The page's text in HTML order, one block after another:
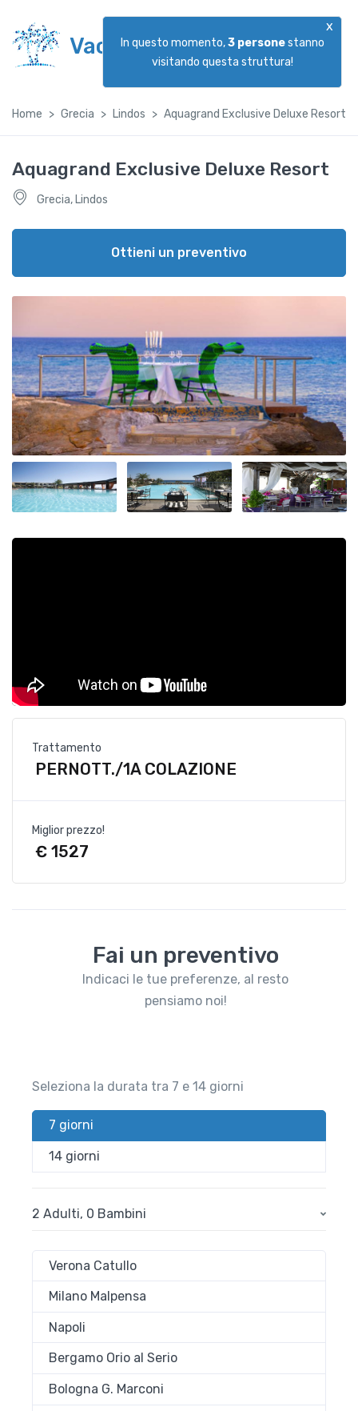
Vacanzeggiando
x
In questo momento,3personestanno
visitando questa struttura!
Home Grecia Lindos Aquagrand Exclusive Deluxe Resort
Aquagrand Exclusive Deluxe Resort
Grecia, Lindos
Ottieni un preventivo
Trattamento
PERNOTT./1A COLAZIONE
Miglior prezzo!
€ 1527
Fai un preventivo
Indicaci le tue preferenze, al resto
pensiamo noi!
Seleziona la durata tra 7 e 14 giorni
7 giorni
14 giorni
2 Adulti, 0 Bambini
Verona Catullo
Milano Malpensa
Napoli
Bergamo Orio al Serio
Bologna G. Marconi